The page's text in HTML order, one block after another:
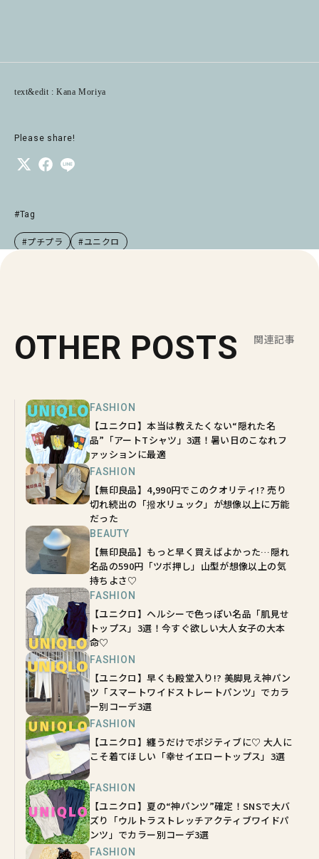
text&edit : Kana Moriya
Please share!
#Tag
#プチプラ #ユニクロ
OTHER POSTS 関連記事
FASHION
【ユニクロ】本当は教えたくない“隠れた名
品”「アートTシャツ」3選！暑い日のこなれフ
ァッションに最適
FASHION
【無印良品】4,990円でこのクオリティ!? 売り
切れ続出の「撥水リュック」が想像以上に万能
だった
BEAUTY
【無印良品】もっと早く買えばよかった…隠れ
名品の590円「ツボ押し」山型が想像以上の気
持ちよさ♡
FASHION
【ユニクロ】ヘルシーで色っぽい名品「肌見せ
トップス」3選！今すぐ欲しい大人女子の大本
命♡
FASHION
【ユニクロ】早くも殿堂入り!? 美脚見え神パン
ツ「スマートワイドストレートパンツ」でカラ
ー別コーデ3選
FASHION
【ユニクロ】纏うだけでポジティブに♡ 大人に
こそ着てほしい「幸せイエロートップス」3選
FASHION
【ユニクロ】夏の“神パンツ”確定！SNSで大バ
ズり「ウルトラストレッチアクティブワイドパ
ンツ」でカラー別コーデ3選
FASHION